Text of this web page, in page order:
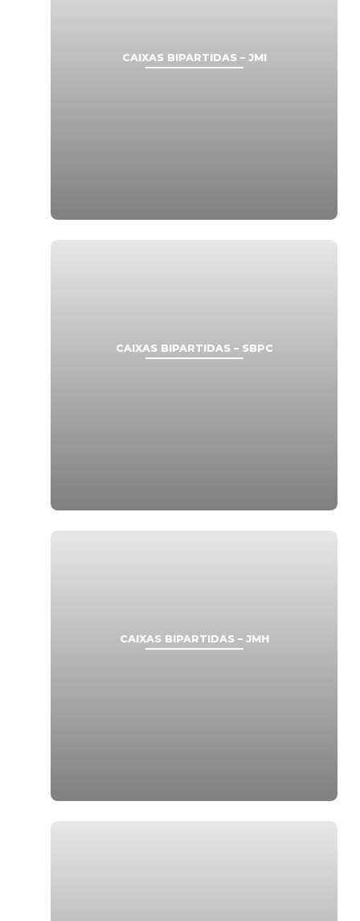
CAIXAS BIPARTIDAS – JMI
CAIXAS BIPARTIDAS – SBPC
CAIXAS BIPARTIDAS – JMH